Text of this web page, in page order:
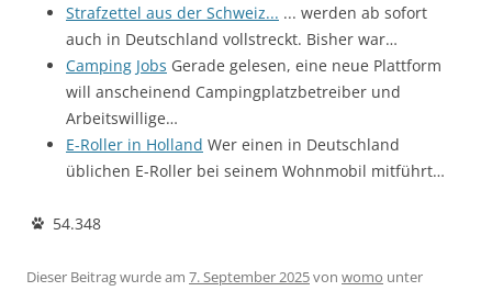
Strafzettel aus der Schweiz... ... werden ab sofort
auch in Deutschland vollstreckt. Bisher war…
Camping Jobs Gerade gelesen, eine neue Plattform
will anscheinend Campingplatzbetreiber und
Arbeitswillige…
E-Roller in Holland Wer einen in Deutschland
üblichen E-Roller bei seinem Wohnmobil mitführt…
54.348
Dieser Beitrag wurde am 7. September 2025von womo unter